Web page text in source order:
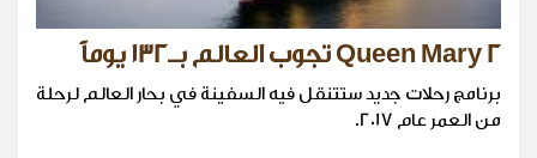
Queen Mary 2 تجوب العالم بـ132 يوماً
برنامج رحلات جديد ستتنقل فيه السفينة في بحار العالم لرحلة
من العمر عام 2017.